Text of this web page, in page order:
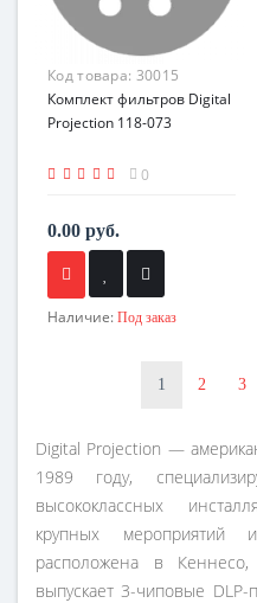
Код товара: 30015
Комплект фильтров Digital
Projection 118-073
0
0.00 руб.
Наличие: Под заказ
1 2 3
Digital Projection —
1989 году,
высококлассных
крупных мероприятий
расположена в
выпускает 3-чиповые DLP-